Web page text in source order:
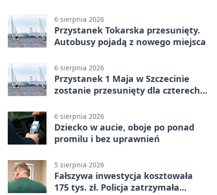
6 sierpnia 2026
Przystanek Tokarska przesunięty.
Autobusy pojadą z nowego miejsca
6 sierpnia 2026
Przystanek 1 Maja w Szczecinie
zostanie przesunięty dla czterech
6 sierpnia 2026
Dziecko w aucie, oboje po ponad
promilu i bez uprawnień
5 sierpnia 2026
Fałszywa inwestycja kosztowała
175 tys. zł. Policja zatrzymała